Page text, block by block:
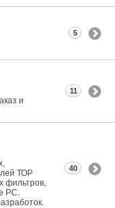
5
и
11
ТОР
фильтров,
РС.
40